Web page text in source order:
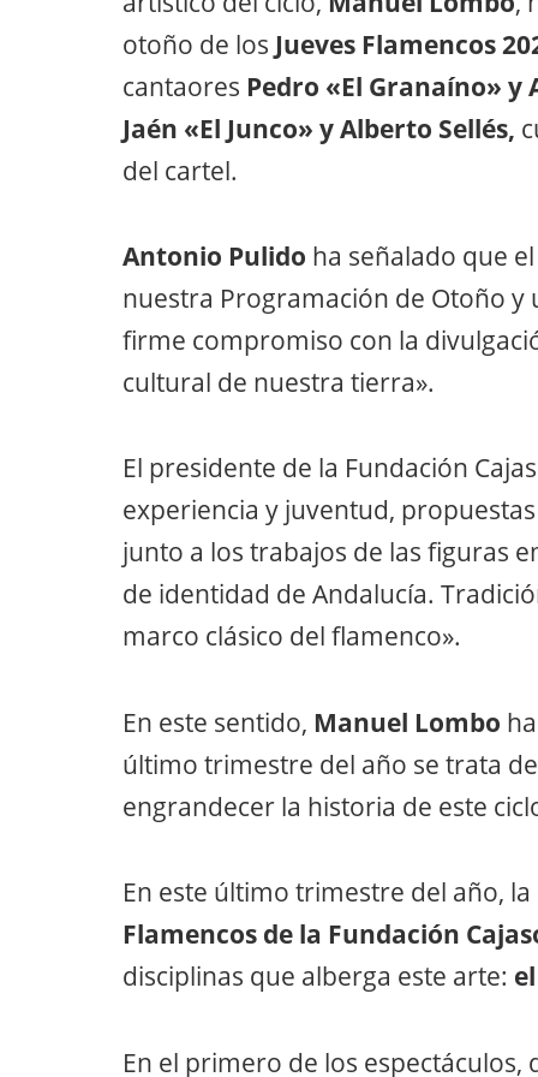
otoño de los Jueves Flamencos
cantaores Pedro «El Granaíno» y
Jaén «El Junco» y Alberto Sellés,
del cartel.
Antonio Pulido ha señalado que
nuestra Programación de Otoño y
firme compromiso con la
cultural de nuestra tierra».
El presidente de la Fundación
experiencia y juventud,
junto a los trabajos de las figuras
de identidad de Andalucía.
marco clásico del flamenco».
En este sentido, Manuel Lombo
último trimestre del año se trata
engrandecer la historia de este
En este último trimestre del año,
Flamencos de la Fundación
disciplinas que alberga este arte:
En el primero de los